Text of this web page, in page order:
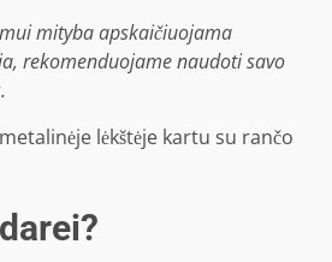
mityba apskaičiuojama
rekomenduojame naudoti savo